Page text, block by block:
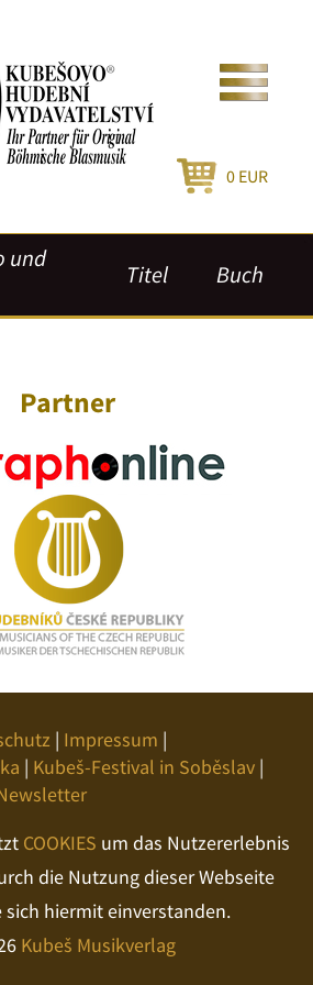
0 EUR
und
Titel Buch
Partner
| Impressum |
| Kubeš-Festival in Soběslav |
COOKIES um das Nutzererlebnis
die Nutzung dieser Webseite
sich hiermit einverstanden.
Kubeš Musikverlag